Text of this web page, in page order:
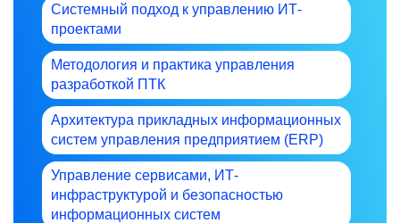
Системный подход к управлению ИТ-
проектами
Методология и практика управления
разработкой ПТК
Архитектура прикладных информационных
систем управления предприятием (ERP)
Управление сервисами, ИТ-
инфраструктурой и безопасностью
информационных систем